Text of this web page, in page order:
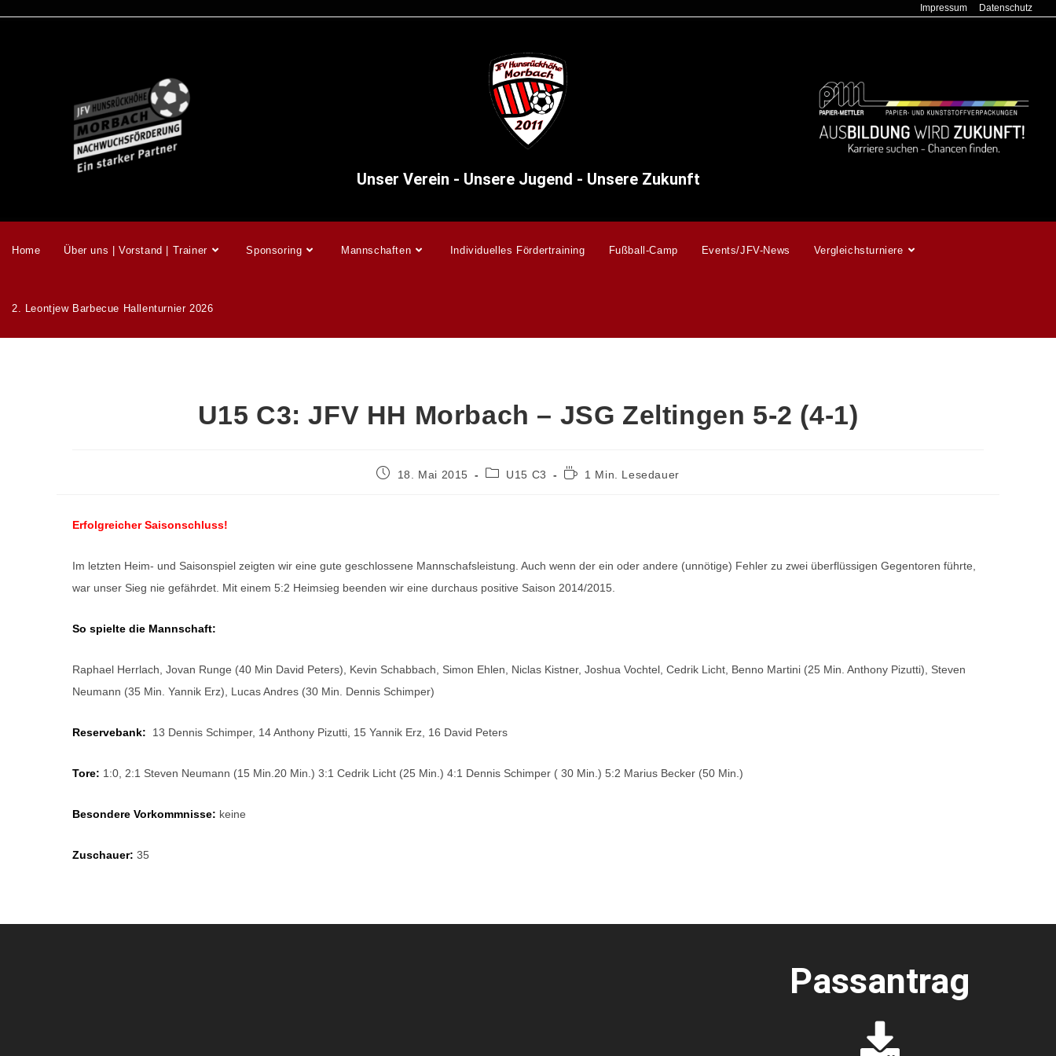
Impressum Datenschutz
Unser Verein - Unsere Jugend - Unsere Zukunft
Home Über uns | Vorstand | Trainer Sponsoring Mannschaften Individuelles Fördertraining Fußball-Camp Events/JFV-News Vergleichsturniere
2. Leontjew Barbecue Hallenturnier 2026
U15 C3: JFV HH Morbach – JSG Zeltingen 5-2 (4-1)
18. Mai 2015 U15 C3 1 Min. Lesedauer
Erfolgreicher Saisonschluss!
Im letzten Heim- und Saisonspiel zeigten wir eine gute geschlossene Mannschafsleistung. Auch wenn der ein oder andere (unnötige) Fehler zu zwei überflüssigen Gegentoren führte,
war unser Sieg nie gefährdet. Mit einem 5:2 Heimsieg beenden wir eine durchaus positive Saison 2014/2015.
So spielte die Mannschaft:
Raphael Herrlach, Jovan Runge (40 Min David Peters), Kevin Schabbach, Simon Ehlen, Niclas Kistner, Joshua Vochtel, Cedrik Licht, Benno Martini (25 Min. Anthony Pizutti), Steven
Neumann (35 Min. Yannik Erz), Lucas Andres (30 Min. Dennis Schimper)
Reservebank: 13 Dennis Schimper, 14 Anthony Pizutti, 15 Yannik Erz, 16 David Peters
Tore: 1:0, 2:1 Steven Neumann (15 Min.20 Min.) 3:1 Cedrik Licht (25 Min.) 4:1 Dennis Schimper ( 30 Min.) 5:2 Marius Becker (50 Min.)
Besondere Vorkommnisse: keine
Zuschauer: 35
Passantrag